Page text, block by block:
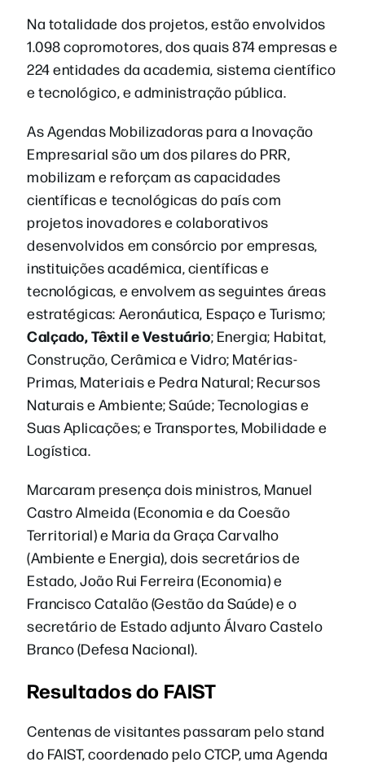
Na totalidade dos projetos, estão envolvidos
1.098 copromotores, dos quais 874 empresas e
224 entidades da academia, sistema científico
e tecnológico, e administração pública.
As Agendas Mobilizadoras para a Inovação
Empresarial são um dos pilares do PRR,
mobilizam e reforçam as capacidades
científicas e tecnológicas do país com
projetos inovadores e colaborativos
desenvolvidos em consórcio por empresas,
instituições académica, científicas e
tecnológicas, e envolvem as seguintes áreas
estratégicas: Aeronáutica, Espaço e Turismo;
Calçado, Têxtil e Vestuário; Energia; Habitat,
Construção, Cerâmica e Vidro; Matérias-
Primas, Materiais e Pedra Natural; Recursos
Naturais e Ambiente; Saúde; Tecnologias e
Suas Aplicações; e Transportes, Mobilidade e
Logística.
Marcaram presença dois ministros, Manuel
Castro Almeida (Economia e da Coesão
Territorial) e Maria da Graça Carvalho
(Ambiente e Energia), dois secretários de
Estado, João Rui Ferreira (Economia) e
Francisco Catalão (Gestão da Saúde) e o
secretário de Estado adjunto Álvaro Castelo
Branco (Defesa Nacional).
Resultados do FAIST
Centenas de visitantes passaram pelo stand
do FAIST, coordenado pelo CTCP, uma Agenda